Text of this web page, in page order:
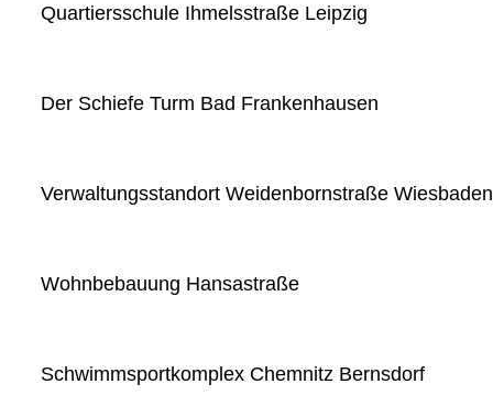
Quartiersschule Ihmelsstraße Leipzig
Der Schiefe Turm Bad Frankenhausen
Verwaltungsstandort Weidenbornstraße Wiesbaden
Wohnbebauung Hansastraße
Schwimmsportkomplex Chemnitz Bernsdorf